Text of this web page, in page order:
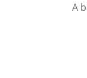
A